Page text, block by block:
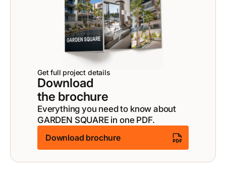
Get full project details
Download
the brochure
Everything you need to know about
GARDEN SQUARE in one PDF.
Download brochure